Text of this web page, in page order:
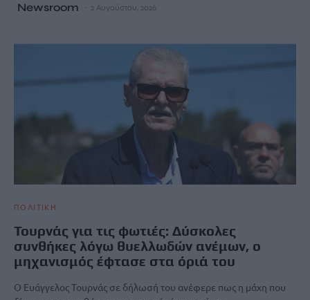
Newsroom 2 Αυγούστου, 2026
ΠΟΛΙΤΙΚΗ
Τουρνάς για τις φωτιές: Δύσκολες
συνθήκες λόγω θυελλωδών ανέμων, ο
μηχανισμός έφτασε στα όριά του
Ο Ευάγγελος Τουρνάς σε δήλωσή του ανέφερε πως η μάχη που